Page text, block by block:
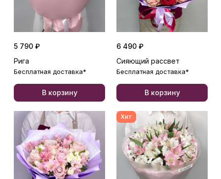
5 790 ₽
Рига
Бесплатная доставка*
В корзину
6 490 ₽
Сияющий рассвет
Бесплатная доставка*
В корзину
Хит